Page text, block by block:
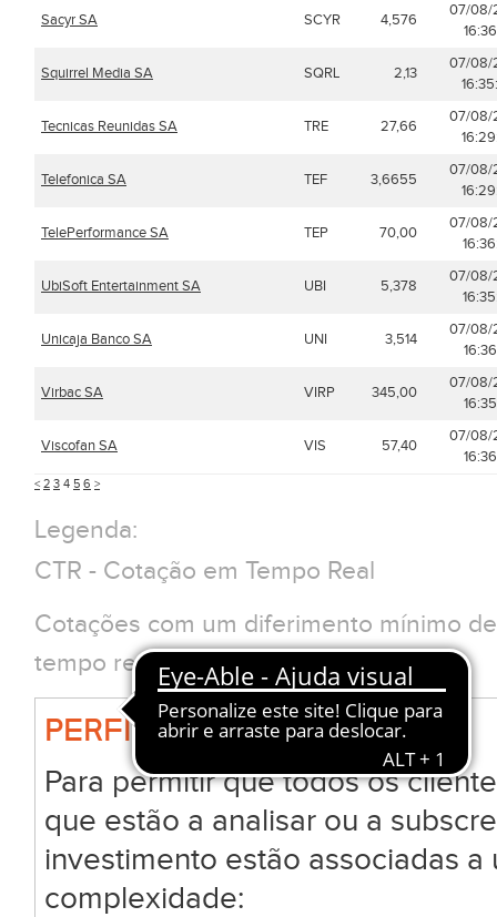
Sacyr SA SCYR 4,576
07/08/
Squirrel Media SA SQRL 2,13
07/08/
Tecnicas Reunidas SA TRE 27,66
07/08/
Telefonica SA TEF 3,6655
07/08/
TelePerformance SA TEP 70,00
07/08/
UbiSoft Entertainment SA UBI 5,378
07/08/
Unicaja Banco SA UNI 3,514
07/08/
Virbac SA VIRP 345,00
07/08/
Viscofan SA VIS 57,40
07/08/
< 2 3 4 5 6 >
Legenda:
CTR - Cotação em Tempo Real
Cotações com um diferimento mínimo
tempo real clique em CTR
PERFIL BIG
Para permitir que todos os
que estão a analisar ou a
investimento estão associadas
complexidade: